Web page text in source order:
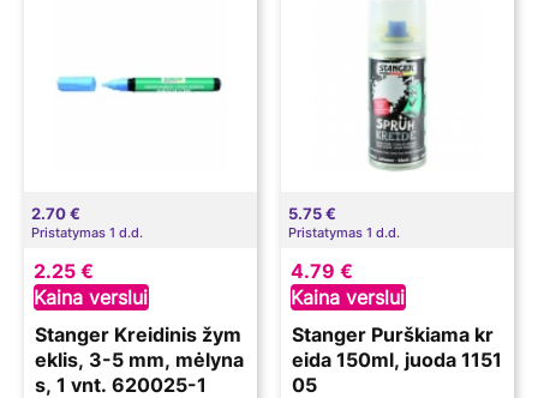
2.70 €
Pristatymas 1 d.d.
2.25 €
Kaina verslui
Stanger Kreidinis žym
eklis, 3-5 mm, mėlyna
s, 1 vnt. 620025-1
5.75 €
Pristatymas 1 d.d.
4.79 €
Kaina verslui
Stanger Purškiama kr
eida 150ml, juoda 1151
05